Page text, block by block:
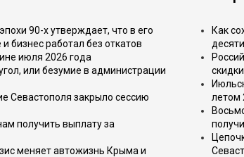
90-х утверждает, что в его
бизнес работал без откатов
июля 2026 года
или безумие в администрации
Севастополя закрыло сессию
получить выплату за
меняет автожизнь Крыма и
Как
летом